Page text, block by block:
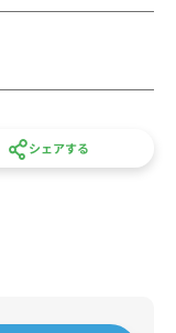
スタッフ一同皆
シェアする